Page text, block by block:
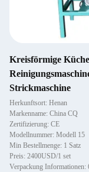
Kreisförmige
Strickmaschine
Herkunftsort: Henan
Markenname: China CQ
Zertifizierung: CE
Modellnummer: Modell 15
Min Bestellmenge: 1 Satz
Preis: 2400USD/1 set
Verpackung